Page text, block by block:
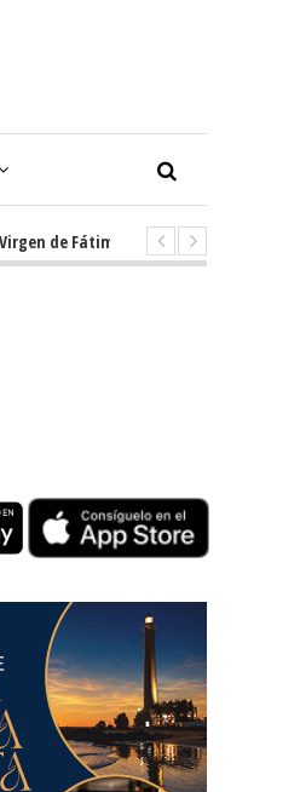
de Fátima con diez días de tradición,